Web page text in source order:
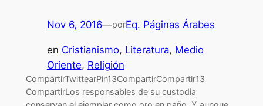
Nov 6, 2016—porEq. Páginas Árabes
en Cristianismo, Literatura, Medio
Oriente, Religión
CompartirTwittearPin13CompartirCompartir13
CompartirLos responsables de su custodia